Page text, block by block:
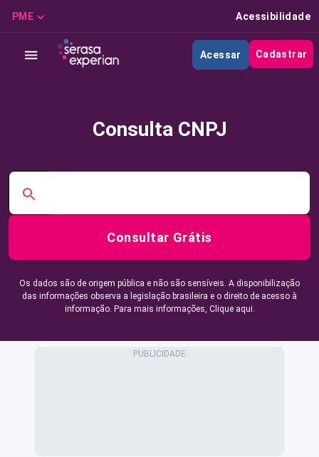
PME Acessibilidade
Acessar Cadastrar
Consulta CNPJ
Consultar Grátis
Os dados são de origem pública e não são sensíveis. A disponibilização
das informações observa a legislação brasileira e o direito de acesso à
informação. Para mais informações, Clique aqui.